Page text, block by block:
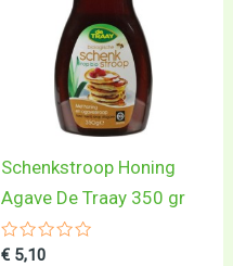
Schenkstroop Honing
Agave De Traay 350 gr
Gewaardeerd
€ 5,10